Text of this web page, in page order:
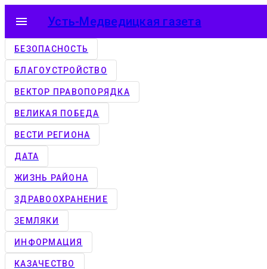
menu Усть-Медведицкая газета
БЕЗОПАСНОСТЬ
БЛАГОУСТРОЙСТВО
ВЕКТОР ПРАВОПОРЯДКА
ВЕЛИКАЯ ПОБЕДА
ВЕСТИ РЕГИОНА
ДАТА
ЖИЗНЬ РАЙОНА
ЗДРАВООХРАНЕНИЕ
ЗЕМЛЯКИ
ИНФОРМАЦИЯ
КАЗАЧЕСТВО